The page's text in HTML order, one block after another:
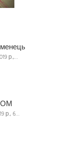
р.,…
р., 6…